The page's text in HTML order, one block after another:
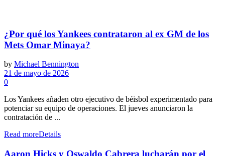
¿Por qué los Yankees contrataron al ex GM de los
Mets Omar Minaya?
by Michael Bennington
21 de mayo de 2026
0
Los Yankees añaden otro ejecutivo de béisbol experimentado para
potenciar su equipo de operaciones. El jueves anunciaron la
contratación de ...
Read moreDetails
Aaron Hicks y Oswaldo Cabrera lucharán por el